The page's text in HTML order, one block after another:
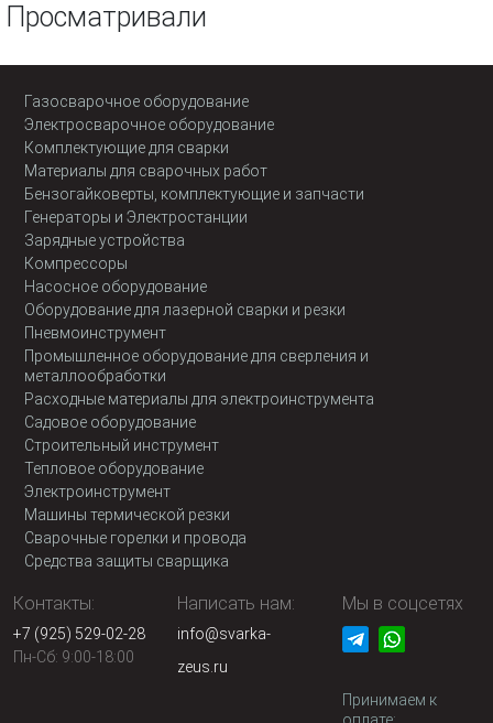
Просматривали
Газосварочное оборудование
Электросварочное оборудование
Комплектующие для сварки
Материалы для сварочных работ
Бензогайковерты, комплектующие и запчасти
Генераторы и Электростанции
Зарядные устройства
Компрессоры
Насосное оборудование
Оборудование для лазерной сварки и резки
Пневмоинструмент
Промышленное оборудование для сверления и
металлообработки
Расходные материалы для электроинструмента
Садовое оборудование
Строительный инструмент
Тепловое оборудование
Электроинструмент
Машины термической резки
Сварочные горелки и провода
Средства защиты сварщика
Контакты:
+7 (925) 529-02-28
Пн-Сб: 9:00-18:00
Написать нам:
info@svarka-
zeus.ru
Мы в соцсетях
Принимаем к